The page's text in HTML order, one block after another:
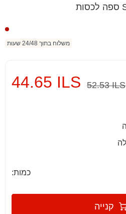
משלוח בתוך 24/48 שעות
44.65 ILS 52.53 ILS
כמות:
קנייה